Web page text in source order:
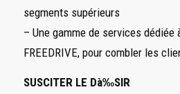
segments supérieurs
– Une gamme de services
FREEDRIVE, pour combler les
SUSCITER LE Dà‰SIR